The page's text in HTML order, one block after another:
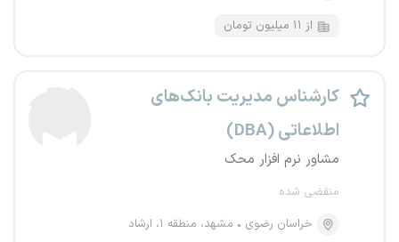
از ۱۱ میلیون تومان
کارشناس مدیریت بانک‌های
اطلاعاتی (DBA)
مشاور نرم افزار محک
منقضی شده
خراسان رضوی
مشهد، منطقه ۱، ارشاد